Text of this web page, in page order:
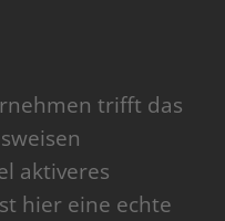
trifft das
aktiveres
hier eine echte